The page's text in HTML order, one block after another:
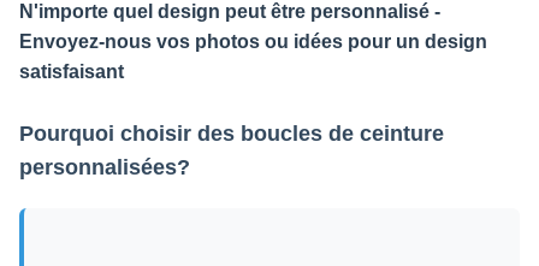
N'importe quel design peut être personnalisé -
Envoyez-nous vos photos ou idées pour un design
satisfaisant
Pourquoi choisir des boucles de ceinture
personnalisées?